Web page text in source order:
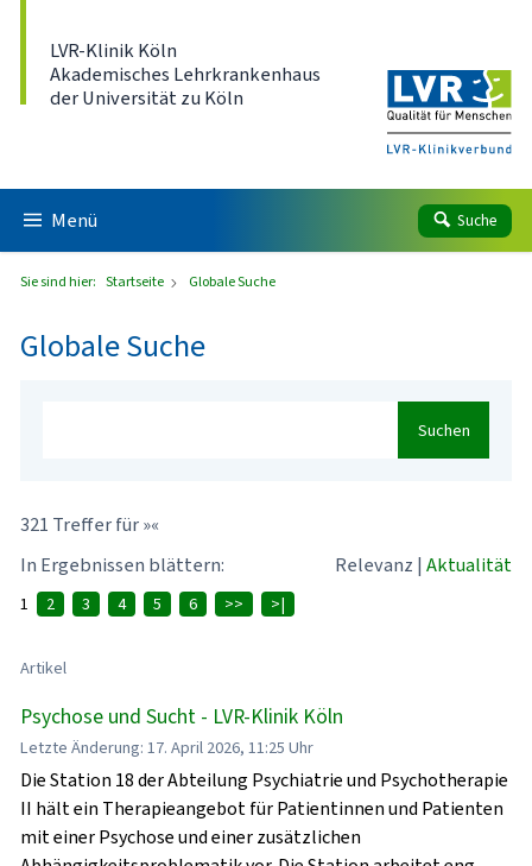
LVR-Klinik Köln
Akademisches Lehrkrankenhaus
der Universität zu Köln
Menü Suche
Sie sind hier: Startseite Globale Suche
Globale Suche
Suchen
321 Treffer für »«
In Ergebnissen blättern:
Relevanz | Aktualität
1 2 3 4 5 6 >> >|
Artikel
Psychose und Sucht - LVR-Klinik Köln
Letzte Änderung: 17. April 2026, 11:25 Uhr
Die Station 18 der Abteilung Psychiatrie und Psychotherapie
II hält ein Therapieangebot für Patientinnen und Patienten
mit einer Psychose und einer zusätzlichen